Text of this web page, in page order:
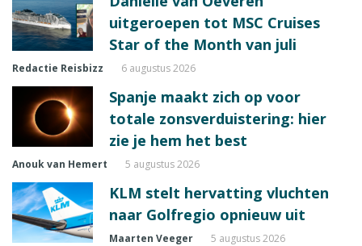
uitgeroepen tot MSC Cruises
Star of the Month van juli
Redactie Reisbizz 6 augustus 2026
Spanje maakt zich op voor
totale zonsverduistering: hier
zie je hem het best
Anouk van Hemert 5 augustus 2026
KLM stelt hervatting vluchten
naar Golfregio opnieuw uit
Maarten Veeger 5 augustus 2026